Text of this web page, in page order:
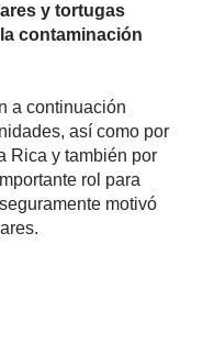
y tortugas
contaminación
a continuación
así como por
Rica y también por
rol para
motivó